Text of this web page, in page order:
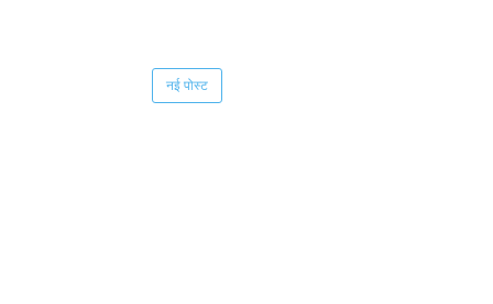
नई पोस्ट